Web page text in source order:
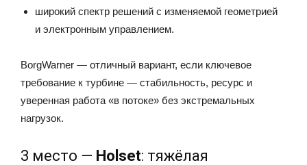
широкий спектр решений с изменяемой геометрией
и электронным управлением.
BorgWarner — отличный вариант, если ключевое
требование к турбине — стабильность, ресурс и
уверенная работа «в потоке» без экстремальных
нагрузок.
3 место — Holset: тяжёлая